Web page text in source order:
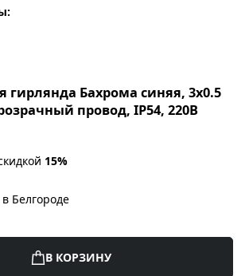
гирлянда Бахрома синяя, 3x0.5
провод, IP54, 220В
15%
Белгороде
В КОРЗИНУ